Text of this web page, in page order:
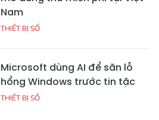
Nam
THIẾT BỊ SỐ
Microsoft dùng AI để săn lỗ
hổng Windows trước tin tặc
THIẾT BỊ SỐ